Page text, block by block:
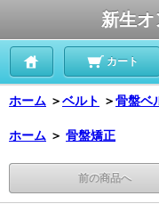
新生
カート
ホーム ＞ベルト ＞骨盤ベ
ホーム ＞ 骨盤矯正
前の商品へ